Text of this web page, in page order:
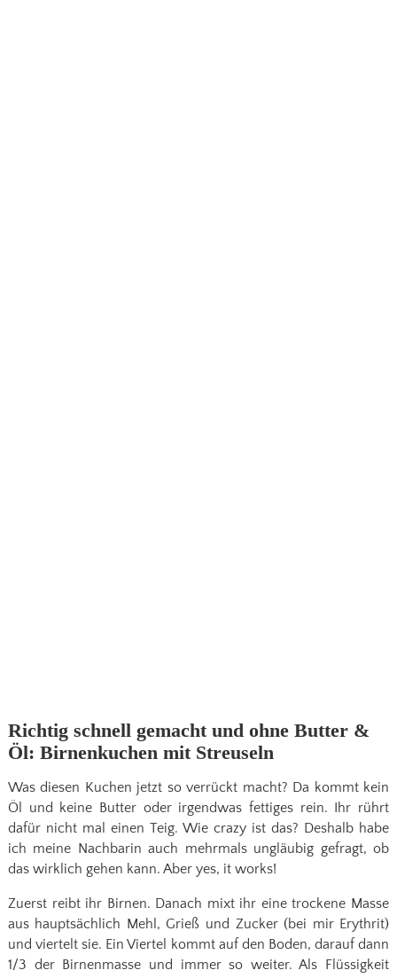
Richtig schnell gemacht und ohne Butter &
Öl: Birnenkuchen mit Streuseln
Was diesen Kuchen jetzt so verrückt macht? Da kommt kein
Öl und keine Butter oder irgendwas fettiges rein. Ihr rührt
dafür nicht mal einen Teig. Wie crazy ist das? Deshalb habe
ich meine Nachbarin auch mehrmals ungläubig gefragt, ob
das wirklich gehen kann. Aber yes, it works!
Zuerst reibt ihr Birnen. Danach mixt ihr eine trockene Masse
aus hauptsächlich Mehl, Grieß und Zucker (bei mir Erythrit)
und viertelt sie. Ein Viertel kommt auf den Boden, darauf dann
1/3 der Birnenmasse und immer so weiter. Als Flüssigkeit